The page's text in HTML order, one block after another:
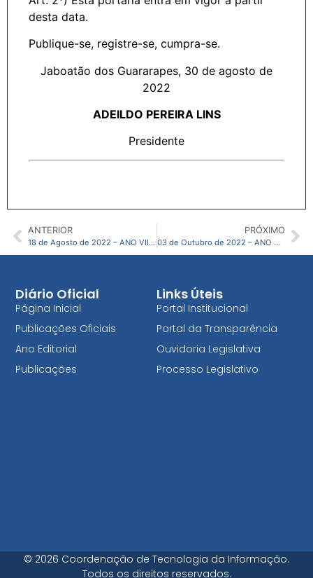
desta data.
Publique-se, registre-se, cumpra-se.
Jaboatão dos Guararapes, 30 de agosto de
2022
ADEILDO PEREIRA LINS
Presidente
ANTERIOR
18 de Agosto de 2022 – ANO VII – N37 – CMJG
PRÓXIMO
03 de Outubro de 2022 – ANO VII – N39 – CMJG
Links Úteis
Portal Institucional
Portal da Transparência
Ouvidoria Legislativa
Processo Legislativo
Diário Oficial
Página Inicial
Publicações Oficiais
Ano Editorial
Publicações
© 2026 Coordenação de Tecnologia da Informação.
Todos os direitos reservados.